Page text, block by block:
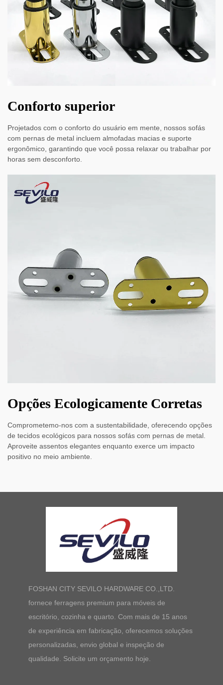
Conforto superior
Projetados com o conforto do usuário em mente, nossos sofás
com pernas de metal incluem almofadas macias e suporte
ergonômico, garantindo que você possa relaxar ou trabalhar por
horas sem desconforto.
Opções Ecologicamente Corretas
Comprometemo-nos com a sustentabilidade, oferecendo opções
de tecidos ecológicos para nossos sofás com pernas de metal.
Aproveite assentos elegantes enquanto exerce um impacto
positivo no meio ambiente.
FOSHAN CITY SEVILO HARDWARE CO.,LTD.
fornece ferragens premium para móveis de
escritório, cozinha e quarto. Com mais de 15 anos
de experiência em fabricação, oferecemos soluções
personalizadas, envio global e inspeção de
qualidade. Solicite um orçamento hoje.